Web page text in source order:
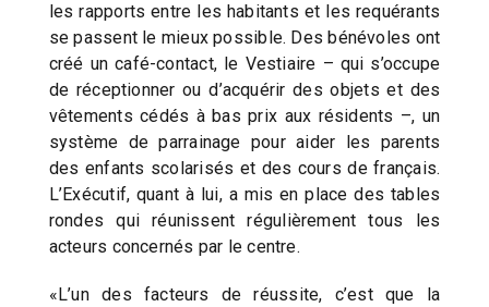
les rapports entre les habitants et les requérants
se passent le mieux possible. Des bénévoles ont
créé un café-contact, le Vestiaire – qui s’occupe
de réceptionner ou d’acquérir des objets et des
vêtements cédés à bas prix aux résidents –, un
système de parrainage pour aider les parents
des enfants scolarisés et des cours de français.
L’Exécutif, quant à lui, a mis en place des tables
rondes qui réunissent régulièrement tous les
acteurs concernés par le centre.
«L’un des facteurs de réussite, c’est que la